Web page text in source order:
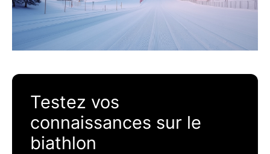
Testez vos
connaissances sur le
biathlon